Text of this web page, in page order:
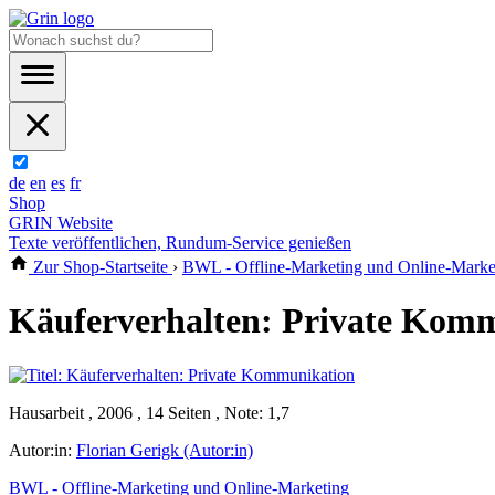
de en es fr
Shop
GRIN Website
Texte veröffentlichen, Rundum-Service genießen
Zur Shop-Startseite › BWL - Offline-Marketing und Online-
Käuferverhalten: Private
Hausarbeit , 2006 , 14 Seiten , Note: 1,7
Autor:in: Florian Gerigk (Autor:in)
BWL - Offline-Marketing und Online-Marketing